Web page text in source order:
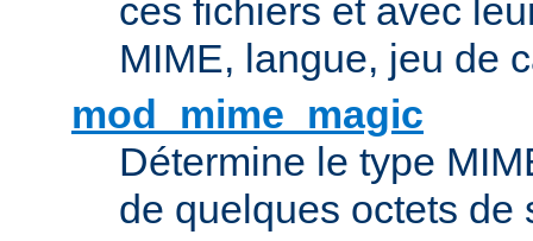
ces fichiers et avec
MIME, langue, jeu de
mod_mime_magic
Détermine le type
de quelques octets de